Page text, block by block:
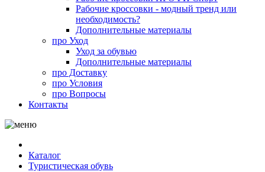
Рабочие кроссовки - модный тренд или
необходимость?
Дополнительные материалы
про Уход
Уход за обувью
Дополнительные материалы
про Доставку
про Условия
про Вопросы
Контакты
Каталог
Туристическая обувь